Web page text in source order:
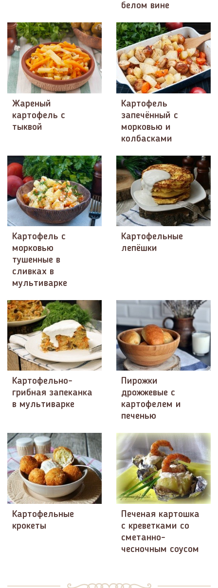
белом вине
Жареный
картофель с
тыквой
Картофель
запечённый с
морковью и
колбасками
Картофель с
морковью
тушенные в
сливках в
мультиварке
Картофельные
лепёшки
Картофельно-
грибная запеканка
в мультиварке
Пирожки
дрожжевые с
картофелем и
печенью
Картофельные
крокеты
Печеная картошка
с креветками со
сметанно-
чесночным соусом